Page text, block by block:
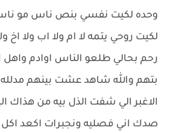
وحده لكيت نفسي بنص ناس مو
لكيت روحي يتمه لا ام ولا اب ولا اخ
رحم بحالي طلعو الناس اوادم واهل
بتهم والله شاهد عشت بينهم مدلله
الاغبر الي شفت الذل بيه من هذاك
صدك اني فصليه ونجبرات اكعد